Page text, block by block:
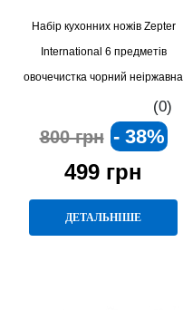
Набір кухонних ножів Zepter
International 6 предметів
овочечистка чорний неіржавна
сталь антипригарне покриття
(0)
800 грн - 38%
499 грн
ДЕТАЛЬНІШЕ